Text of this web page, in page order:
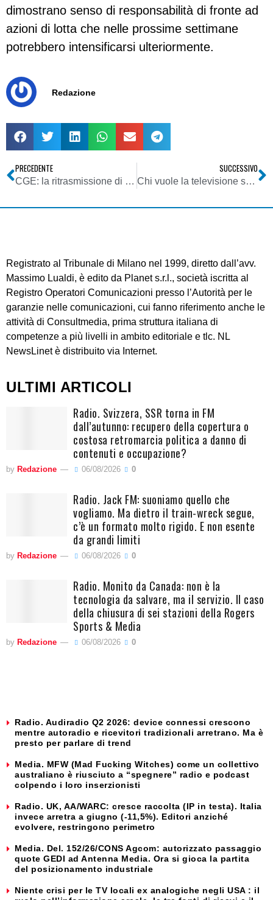
dimostrano senso di responsabilità di fronte ad
azioni di lotta che nelle prossime settimane
potrebbero intensificarsi ulteriormente.
Redazione
PRECEDENTE
CGE: la ritrasmissione di programmi televisivi da parte di un hote ai clienti è comunicazione al pubblico
SUCCESSIVO
Chi vuole la televisione su Internet?
Registrato al Tribunale di Milano nel 1999, diretto dall’avv.
Massimo Lualdi, è edito da Planet s.r.l., società iscritta al
Registro Operatori Comunicazioni presso l’Autorità per le
garanzie nelle comunicazioni, cui fanno riferimento anche le
attività di Consultmedia, prima struttura italiana di
competenze a più livelli in ambito editoriale e tlc. NL
NewsLinet è distribuito via Internet.
ULTIMI ARTICOLI
Radio. Svizzera, SSR torna in FM
dall’autunno: recupero della copertura o
costosa retromarcia politica a danno di
contenuti e occupazione?
by Redazione 06/08/2026 0
Radio. Jack FM: suoniamo quello che
vogliamo. Ma dietro il train-wreck segue,
c’è un formato molto rigido. E non esente
da grandi limiti
by Redazione 06/08/2026 0
Radio. Monito da Canada: non è la
tecnologia da salvare, ma il servizio. Il caso
della chiusura di sei stazioni della Rogers
Sports & Media
by Redazione 06/08/2026 0
Radio. Audiradio Q2 2026: device connessi crescono
mentre autoradio e ricevitori tradizionali arretrano. Ma è
presto per parlare di trend
Media. MFW (Mad Fucking Witches) come un collettivo
australiano è riusciuto a “spegnere” radio e podcast
colpendo i loro inserzionisti
Radio. UK, AA/WARC: cresce raccolta (IP in testa). Italia
invece arretra a giugno (-11,5%). Editori anziché
evolvere, restringono perimetro
Media. Del. 152/26/CONS Agcom: autorizzato passaggio
quote GEDI ad Antenna Media. Ora si gioca la partita
del posizionamento industriale
Niente crisi per le TV locali ex analogiche negli USA : il